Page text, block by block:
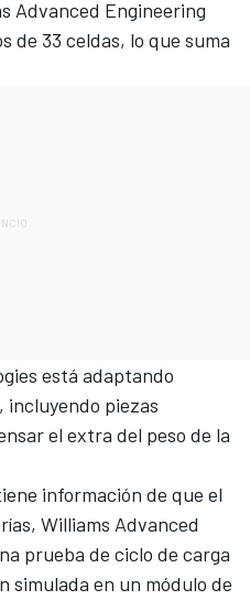
Advanced Engineering
de 33 celdas, lo que suma
está adaptando
incluyendo piezas
el extra del peso de la
información de que el
Williams Advanced
prueba de ciclo de carga
simulada en un módulo de